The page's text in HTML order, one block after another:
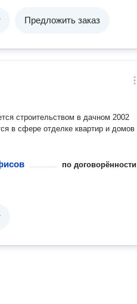
Предложить заказ
строительством в дачном 2002
в сфере отделке квартир и домов
по договорённости